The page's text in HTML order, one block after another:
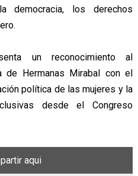
democracia, los derechos
un reconocimiento al
de Hermanas Mirabal con el
política de las mujeres y la
desde el Congreso
aqui